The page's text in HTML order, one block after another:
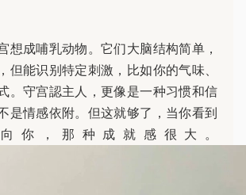
想成哺乳动物。它们大脑结构简单，
但能识别特定刺激，比如你的气味、
。守宫認主人，更像是一种习惯和信
是情感依附。但这就够了，当你看到
你，那种成就感很大。